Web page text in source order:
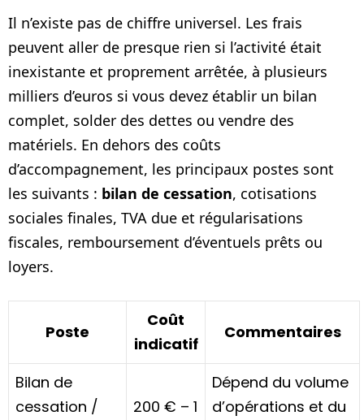
Il n’existe pas de chiffre universel. Les frais
peuvent aller de presque rien si l’activité était
inexistante et proprement arrêtée, à plusieurs
milliers d’euros si vous devez établir un bilan
complet, solder des dettes ou vendre des
matériels. En dehors des coûts
d’accompagnement, les principaux postes sont
les suivants : bilan de cessation, cotisations
sociales finales, TVA due et régularisations
fiscales, remboursement d’éventuels prêts ou
loyers.
Poste
Coût
indicatif
Commentaires
Bilan de
cessation /
200 € – 1
Dépend du volume
d’opérations et du